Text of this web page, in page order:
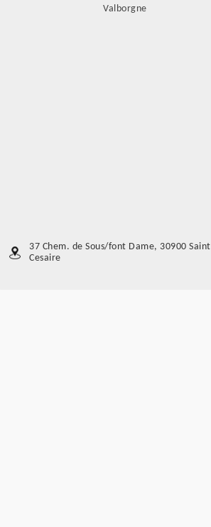
Valborgne
37 Chem. de Sous/font Dame, 30900 Saint
Cesaire